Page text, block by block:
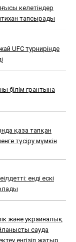
келетіндер
тапсырады
UFC турнирінде
білім грантына
қаза тапқан
түсіру мүмкін
енді ескі
және украиналық
сауда
енгізіп жатыр.